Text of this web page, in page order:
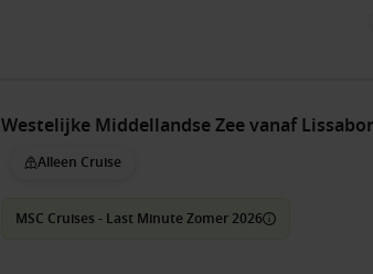
Westelijke Middellandse Zee vanaf
Alleen Cruise
MSC Cruises - Last Minute Zomer 2026